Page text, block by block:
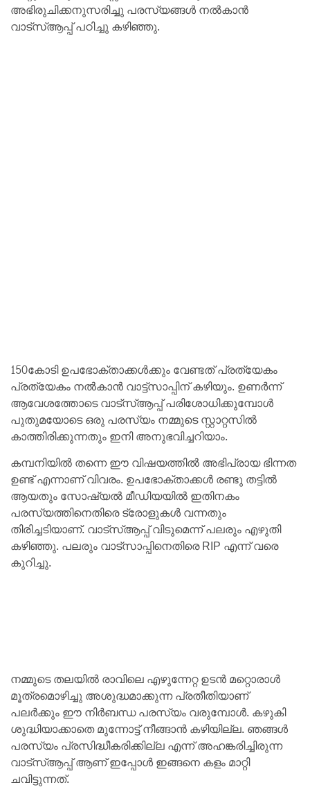
അഭിരുചിക്കനുസരിച്ചു പരസ്യങ്ങൾ നൽകാൻ
വാട്സ്ആപ്പ് പഠിച്ചു കഴിഞ്ഞു.
150കോടി ഉപഭോക്താക്കൾക്കും വേണ്ടത് പ്രത്യേകം
പ്രത്യേകം നൽകാൻ വാട്ട്സാപ്പിന് കഴിയും. ഉണർന്ന്
ആവേശത്തോടെ വാട്സ്ആപ്പ് പരിശോധിക്കുമ്പോൾ
പുതുമയോടെ ഒരു പരസ്യം നമ്മുടെ സ്റ്റാറ്റസിൽ
കാത്തിരിക്കുന്നതും ഇനി അനുഭവിച്ചറിയാം.
കമ്പനിയിൽ തന്നെ ഈ വിഷയത്തിൽ അഭിപ്രായ ഭിന്നത
ഉണ്ട് എന്നാണ് വിവരം. ഉപഭോക്താക്കൾ രണ്ടു തട്ടിൽ
ആയതും സോഷ്യൽ മീഡിയയിൽ ഇതിനകം
പരസ്യത്തിനെതിരെ ട്രോളുകൾ വന്നതും
തിരിച്ചടിയാണ്. വാട്സ്ആപ്പ് വിടുമെന്ന് പലരും എഴുതി
കഴിഞ്ഞു. പലരും വാട്സാപ്പിനെതിരെ RIP എന്ന് വരെ
കുറിച്ചു.
നമ്മുടെ തലയിൽ രാവിലെ എഴുന്നേറ്റ ഉടൻ മറ്റൊരാൾ
മൂത്രമൊഴിച്ചു അശുദ്ധമാക്കുന്ന പ്രതീതിയാണ്
പലർക്കും ഈ നിർബന്ധ പരസ്യം വരുമ്പോൾ. കഴുകി
ശുദ്ധിയാക്കാതെ മുന്നോട്ട് നീങ്ങാൻ കഴിയില്ല. ഞങ്ങൾ
പരസ്യം പ്രസിദ്ധീകരിക്കില്ല എന്ന് അഹങ്കരിച്ചിരുന്ന
വാട്സ്ആപ്പ് ആണ് ഇപ്പോൾ ഇങ്ങനെ കളം മാറ്റി
ചവിട്ടുന്നത്.